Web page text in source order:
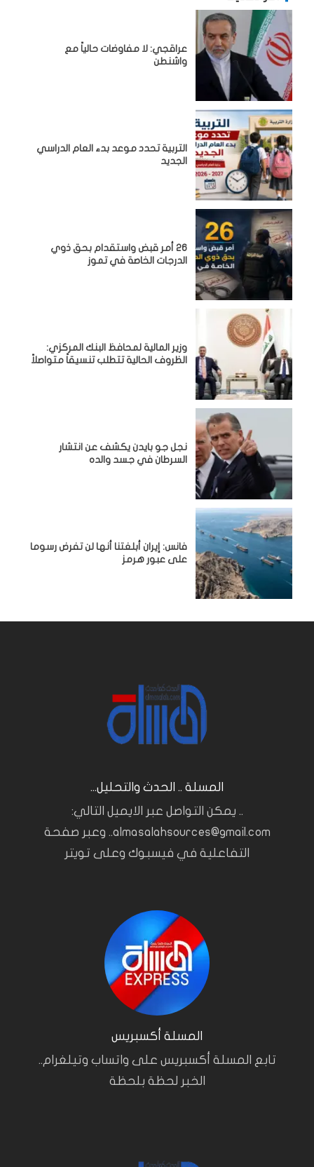
عراقجي: لا مفاوضات حالياً مع
واشنطن
التربية تحدد موعد بدء العام الدراسي
الجديد
26 أمر قبض واستقدام بحق ذوي
الدرجات الخاصة في تموز
وزير المالية لمحافظ البنك المركزي:
الظروف الحالية تتطلب تنسيقاً متواصلاً
نجل جو بايدن يكشف عن انتشار
السرطان في جسد والده
فانس: إيران أبلغتنا أنها لن تفرض رسوما
على عبور هرمز
المسلة .. الحدث والتحليل...
.. يمكن التواصل عبر الايميل التالي:
almasalahsources@gmail.com.. وعبر صفحة
التفاعلية في فيسبوك وعلى تويتر
المسلة أكسبريس
تابع المسلة أكسبريس على واتساب وتيلغرام..
الخبر لحظة بلحظة